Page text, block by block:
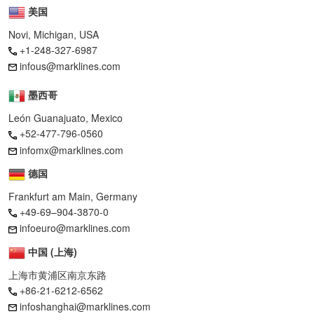
美国
Novi, Michigan, USA
+1-248-327-6987
infous@marklines.com
墨西哥
León Guanajuato, Mexico
+52-477-796-0560
infomx@marklines.com
德国
Frankfurt am Main, Germany
+49-69–904-3870-0
infoeuro@marklines.com
中国 (上海)
上海市黄浦区南京东路
+86-21-6212-6562
infoshanghai@marklines.com